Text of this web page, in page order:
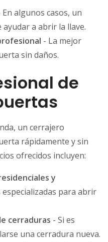
En algunos casos, un
a abrir la llave.
- La mejor
sin daños.
de
un cerrajero
rápidamente y sin
ofrecidos incluyen:
y
especializadas para abrir
cerraduras - Si es
una cerradura nueva.